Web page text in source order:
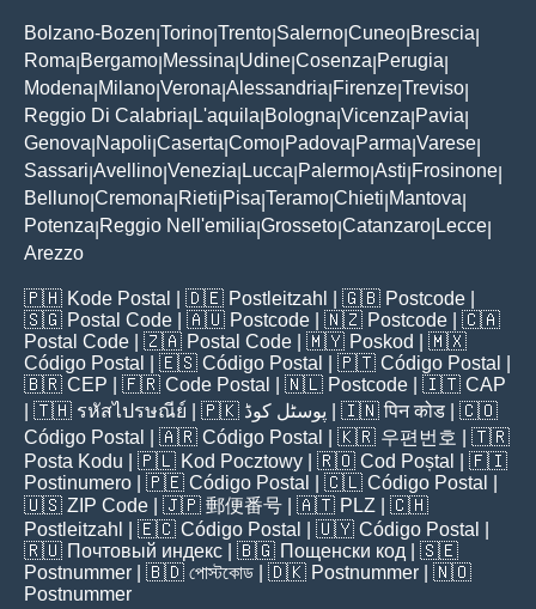
Bolzano-Bozen Torino Trento Salerno Cuneo Brescia
Roma Bergamo Messina Udine Cosenza Perugia
Modena Milano Verona Alessandria Firenze Treviso
Reggio Di Calabria L'aquila Bologna Vicenza Pavia
Genova Napoli Caserta Como Padova Parma Varese
Sassari Avellino Venezia Lucca Palermo Asti Frosinone
Belluno Cremona Rieti Pisa Teramo Chieti Mantova
Potenza Reggio Nell'emilia Grosseto Catanzaro Lecce
Arezzo
🇵🇭 Kode Postal | 🇩🇪 Postleitzahl | 🇬🇧 Postcode
🇸🇬 Postal Code | 🇦🇺 Postcode | 🇳🇿 Postcode | 🇨🇦
Postal Code | 🇿🇦 Postal Code | 🇲🇾 Poskod
| 🇲🇽
Código Postal
| 🇪🇸 Código Postal | 🇵🇹 Código Postal
🇧🇷 CEP | 🇫🇷 Code Postal | 🇳🇱 Postcode | 🇮🇹 CAP
| 🇹🇭 รหัสไปรษณีย์ | 🇵🇰 پوسٹل کوڈ | 🇮🇳पिन कोड | 🇨🇴
Código Postal
| 🇦🇷 Código Postal | 🇰🇷 우편번호
| 🇹🇷
Posta Kodu | 🇵🇱 Kod Pocztowy | 🇷🇴 Cod Poștal
| 🇫🇮
Postinumero | 🇵🇪 Código Postal | 🇨🇱 Código Postal
🇺🇸 ZIP Code | 🇯🇵 郵便番号 | 🇦🇹 PLZ | 🇨🇭
Postleitzahl
| 🇪🇨 Código Postal | 🇺🇾 Código Postal
🇷🇺 Почтовый индекс | 🇧🇬 Пощенски код | 🇸🇪
Postnummer | 🇧🇩 পোস্টকোড | 🇩🇰 Postnummer | 🇳🇴
Postnummer